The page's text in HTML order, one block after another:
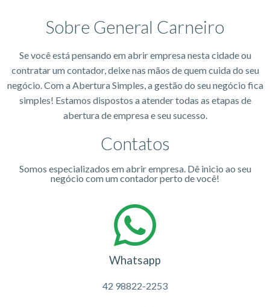
Sobre General Carneiro
Se você está pensando em abrir empresa nesta cidade ou
contratar um contador, deixe nas mãos de quem cuida do seu
negócio. Com a Abertura Simples, a gestão do seu negócio fica
simples! Estamos dispostos a atender todas as etapas de
abertura de empresa e seu sucesso.
Contatos
Somos especializados em abrir empresa. Dê inicio ao seu
negócio com um contador perto de você!
Whatsapp
42 98822-2253